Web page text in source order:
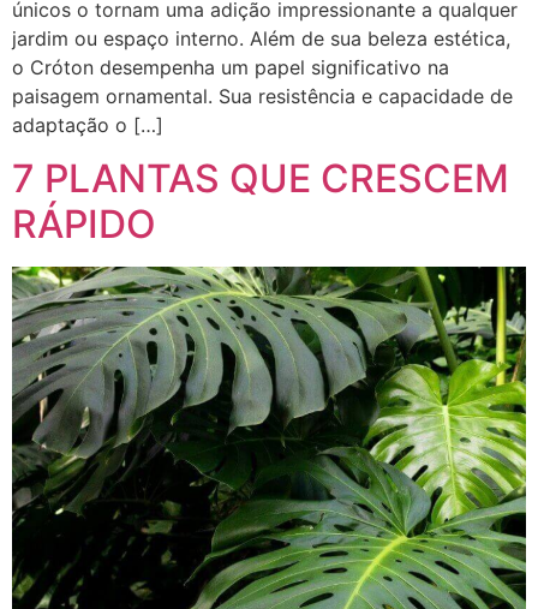
únicos o tornam uma adição impressionante a qualquer
jardim ou espaço interno. Além de sua beleza estética,
o Cróton desempenha um papel significativo na
paisagem ornamental. Sua resistência e capacidade de
adaptação o […]
7 PLANTAS QUE CRESCEM
RÁPIDO